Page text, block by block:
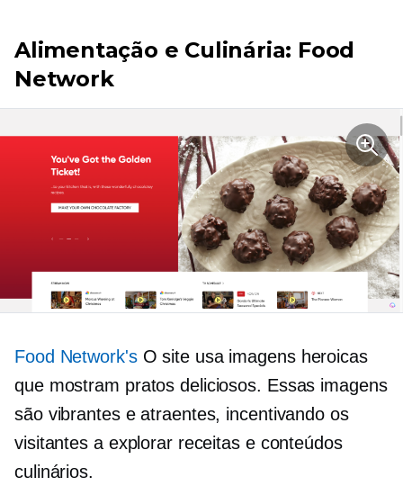
Alimentação e Culinária: Food
Network
Food Network'sO site usa imagens heroicas
que mostram pratos deliciosos. Essas imagens
são vibrantes e atraentes, incentivando os
visitantes a explorar receitas e conteúdos
culinários.